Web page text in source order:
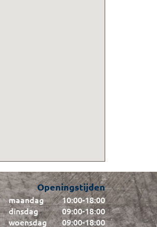
Openingstijden
maandag 10:00-18:00
dinsdag
09:00-18:00
woensdag
09:00-18:00